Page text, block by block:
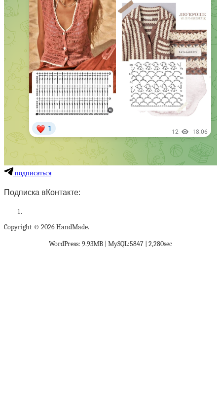
подписаться
Подписка вКонтакте:
Copyright © 2026 HandMade.
WordPress: 9.93MB | MySQL:5847 | 2,280sec